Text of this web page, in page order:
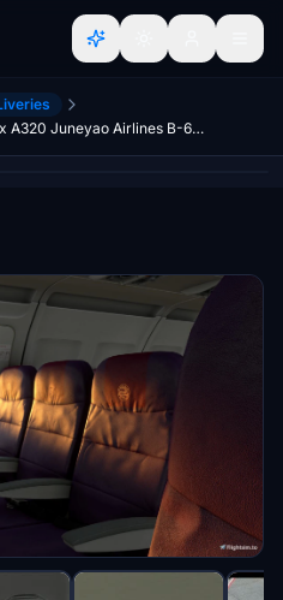
Fenix A320 Juneyao Airlines B-6861 8K Livery